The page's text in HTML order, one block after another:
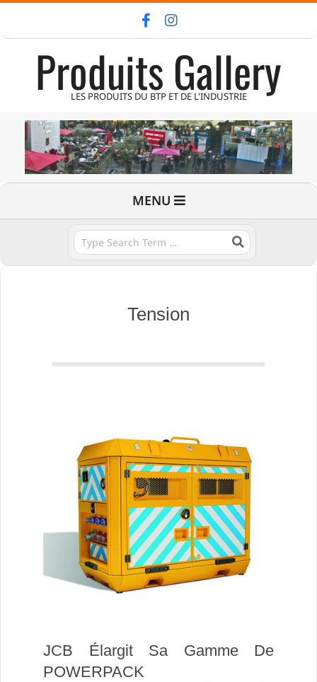
Produits Gallery
LES PRODUITS DU BTP ET DE L'INDUSTRIE
Primary
MENU
Tension
JCB Élargit Sa Gamme De
POWERPACK